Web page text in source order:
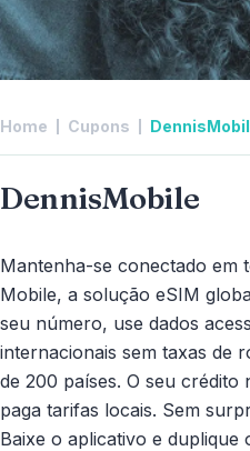
Home Cupons
DennisMobile
Mantenha-se conectado em
Mobile, a solução eSIM
seu número, use dados
internacionais sem taxas de
de 200 países. O seu
paga tarifas locais. Sem
Baixe o aplicativo e duplique